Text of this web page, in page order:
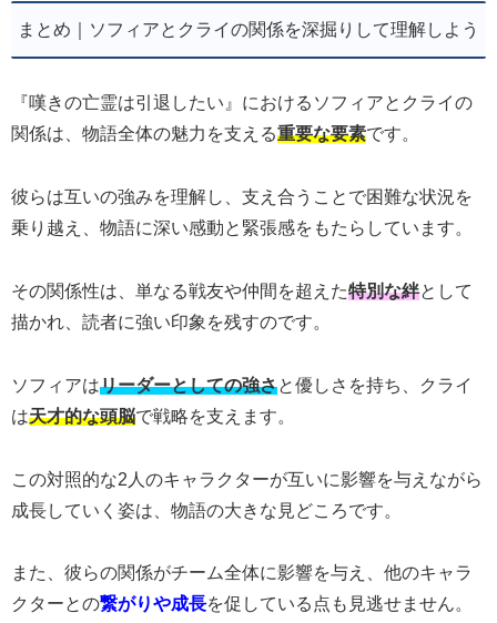
まとめ｜ソフィアとクライの関係を深掘りして理解しよう
『嘆きの亡霊は引退したい』におけるソフィアとクライの
関係は、物語全体の魅力を支える重要な要素です。
彼らは互いの強みを理解し、支え合うことで困難な状況を
乗り越え、物語に深い感動と緊張感をもたらしています。
その関係性は、単なる戦友や仲間を超えた特別な絆として
描かれ、読者に強い印象を残すのです。
ソフィアはリーダーとしての強さと優しさを持ち、クライ
は天才的な頭脳で戦略を支えます。
この対照的な2人のキャラクターが互いに影響を与えながら
成長していく姿は、物語の大きな見どころです。
また、彼らの関係がチーム全体に影響を与え、他のキャラ
クターとの繋がりや成長を促している点も見逃せません。